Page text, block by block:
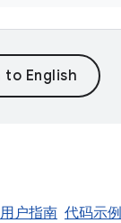
用户指南 代码示例